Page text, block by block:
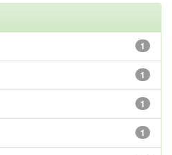
1
1
1
1